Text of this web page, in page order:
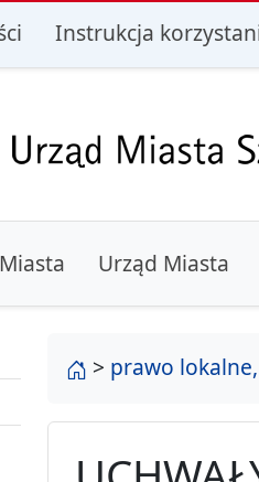
treści
Instrukcja
Urząd Miasta
strona główna
> prawo